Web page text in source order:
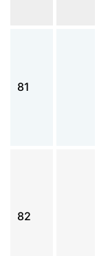
81
82